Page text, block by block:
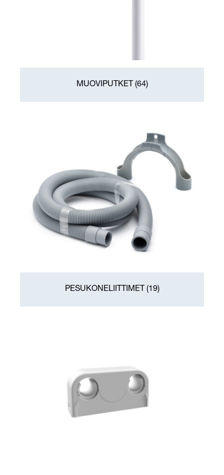
MUOVIPUTKET (64)
PESUKONELIITTIMET (19)